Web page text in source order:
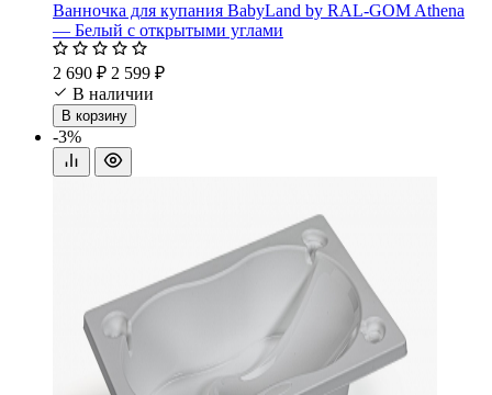
Ванночка для купания BabyLand by RAL-GOM Athena
— Белый с открытыми углами
2 690 ₽ 2 599 ₽
В наличии
В корзину
-3%